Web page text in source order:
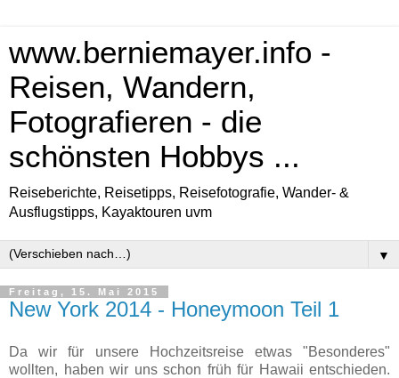
www.berniemayer.info -
Reisen, Wandern,
Fotografieren - die
schönsten Hobbys ...
Reiseberichte, Reisetipps, Reisefotografie, Wander- &
Ausflugstipps, Kayaktouren uvm
▼
Freitag, 15. Mai 2015
New York 2014 - Honeymoon Teil 1
Da wir für unsere Hochzeitsreise etwas "Besonderes"
wollten, haben wir uns schon früh für Hawaii entschieden.